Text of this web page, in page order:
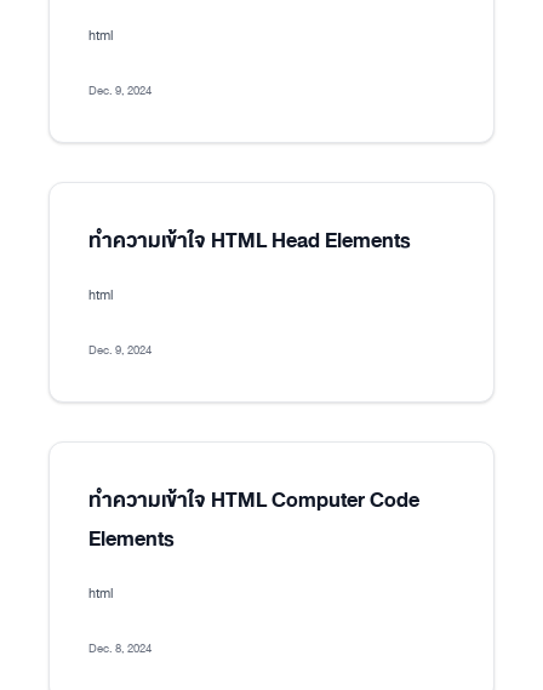
html
Dec. 9, 2024
ทำความเข้าใจ HTML Head Elements
html
Dec. 9, 2024
ทำความเข้าใจ HTML Computer Code
Elements
html
Dec. 8, 2024